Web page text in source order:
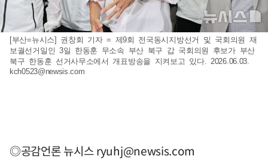
[부산=뉴시스] 권창회 기자 = 제9회 전국동시지방선거 및 국회의원 재
보궐선거일인 3일 한동훈 무소속 부산 북구 갑 국회의원 후보가 부산
북구 한동훈 선거사무소에서 개표방송을 지켜보고 있다. 2026.06.03.
kch0523@newsis.com
◎공감언론 뉴시스ryuhj@newsis.com